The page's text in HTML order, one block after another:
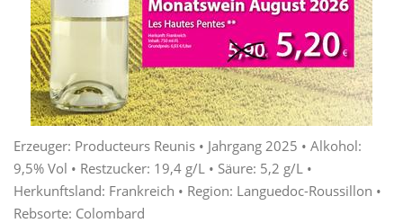
Erzeuger: Producteurs Reunis • Jahrgang 2025 • Alkohol:
9,5% Vol • Restzucker: 19,4 g/L • Säure: 5,2 g/L •
Herkunftsland: Frankreich • Region: Languedoc-Roussillon •
Rebsorte: Colombard